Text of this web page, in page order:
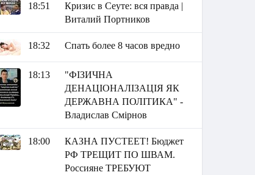
18:51
Кризис в Сеуте: вся правда |
Виталий Портников
18:32 Спать более 8 часов вредно
18:13
"ФІЗИЧНА
ДЕНАЦІОНАЛІЗАЦІЯ ЯК
ДЕРЖАВНА ПОЛІТИКА" -
Владислав Смірнов
18:00
КАЗНА ПУСТЕЕТ! Бюджет
РФ ТРЕЩИТ ПО ШВАМ.
Россияне ТРЕБУЮТ